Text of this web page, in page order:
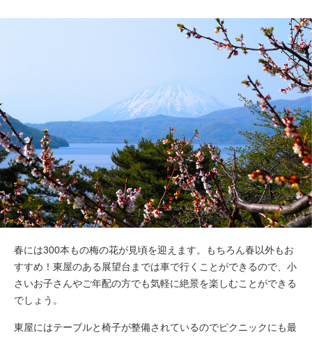
春には300本もの梅の花が見頃を迎えます。もちろん春以外もお
すすめ！東屋のある展望台までは車で行くことができるので、小
さいお子さんやご年配の方でも気軽に絶景を楽しむことができる
でしょう。
東屋にはテーブルと椅子が整備されているのでピクニックにも最